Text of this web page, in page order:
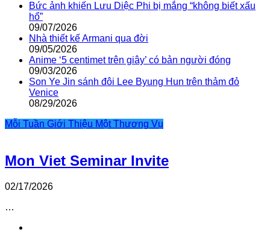
Bức ảnh khiến Lưu Diệc Phi bị mắng “không biết xấu
hổ”
09/07/2026
Nhà thiết kế Armani qua đời
09/05/2026
Anime ‘5 centimet trên giây’ có bản người đóng
09/03/2026
Son Ye Jin sánh đôi Lee Byung Hun trên thảm đỏ
Venice
08/29/2026
Mỗi Tuần Giới Thiệu Một Thương Vụ
Mon Viet Seminar Invite
02/17/2026
…